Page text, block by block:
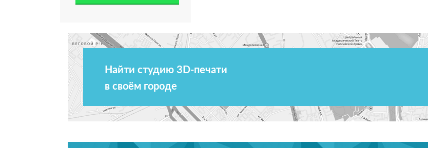
Найти студию 3D-печати
в своём городе